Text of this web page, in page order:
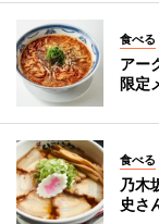
食べる
アー
限定
食べる
乃木
史さ